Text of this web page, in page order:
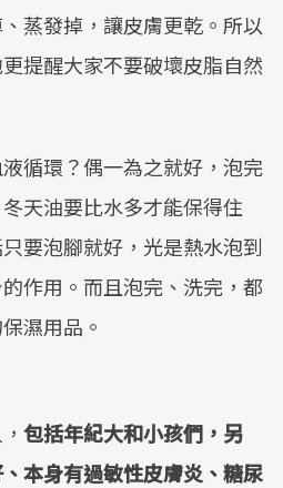
蒸發掉，讓皮膚更乾。所以
提醒大家不要破壞皮脂自然
循環？偶一為之就好，泡完
天油要比水多才能保得住
要泡腳就好，光是熱水泡到
作用。而且泡完、洗完，都
濕用品。
包括年紀大和小孩們，另
本身有過敏性皮膚炎、糖尿